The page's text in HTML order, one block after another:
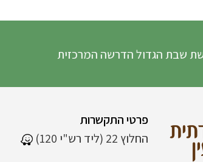
שבת הגדול הדרשה המרכזית
פרטי התקשרות
החלוץ 22 (ליד רש"י 120)